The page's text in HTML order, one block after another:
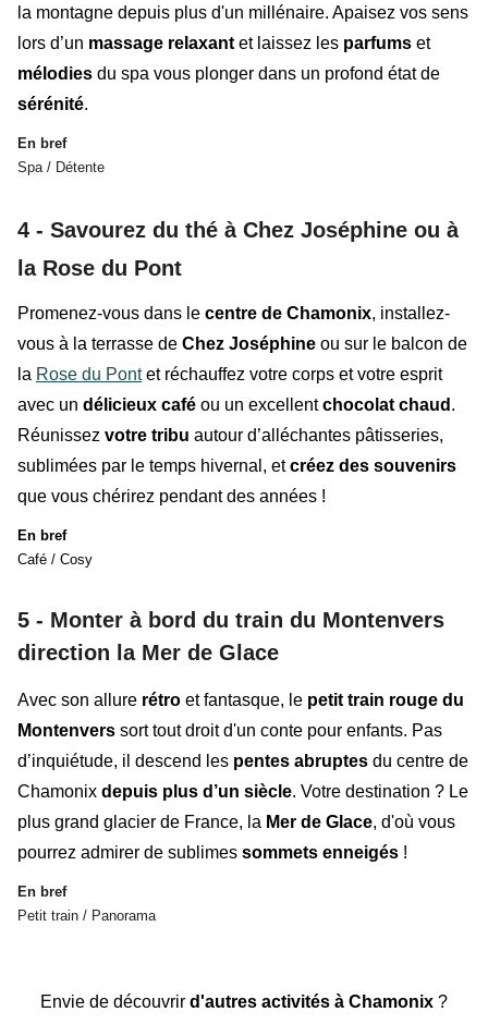
la montagne depuis plus d'un millénaire. Apaisez vos sens
lors d’un massage relaxant et laissez les parfums et
mélodies du spa vous plonger dans un profond état de
sérénité.
En bref
Spa / Détente
4 - Savourez du thé à Chez Joséphine ou à
la Rose du Pont
Promenez-vous dans le centre de Chamonix, installez-
vous à la terrasse de Chez Joséphine ou sur le balcon de
la Rose du Pontet réchauffez votre corps et votre esprit
avec un délicieux café ou un excellentchocolat chaud .
Réunissez votre tribu autour d’alléchantes pâtisseries,
sublimées par le temps hivernal, etcréez des souvenirs
que vous chérirez pendant des années !
En bref
Café / Cosy
5 - Monter à bord du train du Montenvers
direction la Mer de Glace
Avec son allure rétro et fantasque, le petit train rouge du
Montenvers sort tout droit d'un conte pour enfants. Pas
d’inquiétude, il descend les pentes abruptes du centre de
Chamonix depuis plus d’un siècle. Votre destination ? Le
plus grand glacier de France, la Mer de Glace, d'où vous
pourrez admirer de sublimes sommets enneigés !
En bref
Petit train / Panorama
Envie de découvrir d'autres activités à Chamonix ?